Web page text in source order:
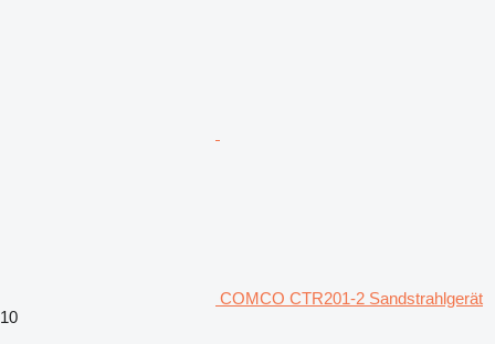
COMCO CTR201-2 Sandstrahlgerät
10